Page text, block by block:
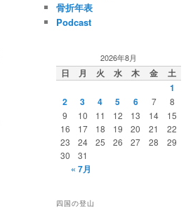
骨折年表
Podcast
2026年8月
日 月 火 水 木 金
土
1
2
3 4 5 6 7
8
9
10 11 12 13 14
15
16
17 18 19 20 21
22
23
24 25 26 27 28
29
30
31
« 7月
四国の登山